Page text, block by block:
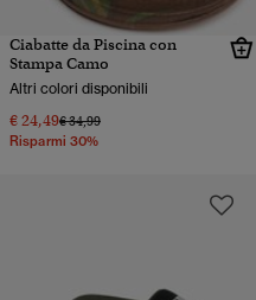
Ciabatte da Piscina con
Stampa Camo
Altri colori disponibili
€ 24,49Prezzo ridotto da
€ 34,99a
Risparmi 30%